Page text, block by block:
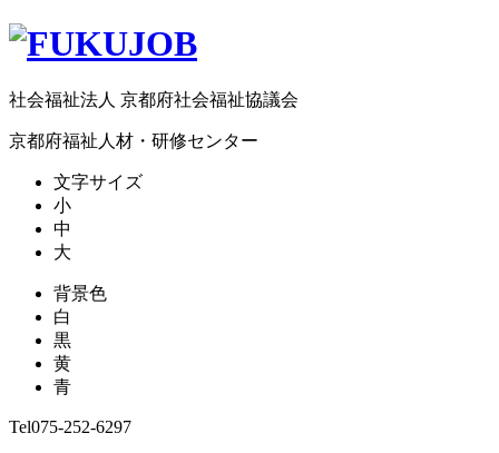
社会福祉法人 京都府社会福祉協議会
京都府福祉人材・研修センター
文字サイズ
小
中
大
背景色
白
黒
黄
青
Tel075-252-6297